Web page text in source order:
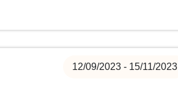
12/09/2023 - 15/11/2023